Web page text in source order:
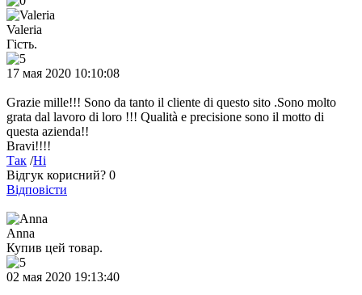
Valeria
Гість.
17 мая 2020 10:10:08
Grazie mille!!! Sono da tanto il cliente di questo sito .Sono molto
grata dal lavoro di loro !!! Qualità e precisione sono il motto di
questa azienda!!
Bravi!!!!
Так /Ні
Відгук корисний? 0
Відповісти
Anna
Купив цей товар.
02 мая 2020 19:13:40